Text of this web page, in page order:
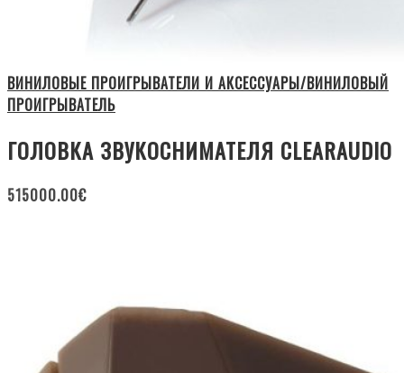
ВИНИЛОВЫЕ ПРОИГРЫВАТЕЛИ И АКСЕССУАРЫ/ВИНИЛОВЫЙ
ПРОИГРЫВАТЕЛЬ
ГОЛОВКА ЗВУКОСНИМАТЕЛЯ CLEARAUDIO
515000.00€